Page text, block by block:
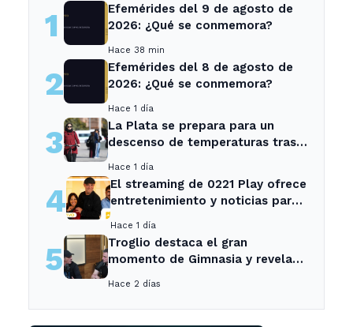
1
Efemérides del 9 de agosto de
2026: ¿Qué se conmemora?
Hace 38 min
2
Efemérides del 8 de agosto de
2026: ¿Qué se conmemora?
Hace 1 día
3
La Plata se prepara para un
descenso de temperaturas tras
Hace 1 día
4
El streaming de 0221 Play ofrece
entretenimiento y noticias para
Hace 1 día
5
Troglio destaca el gran
momento de Gimnasia y revela
Hace 2 días